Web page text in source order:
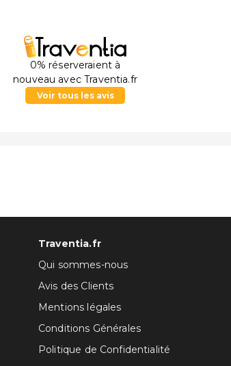
0% réserveraient à
nouveau avec Traventia.fr
Voir tous les avis
Traventia.fr
Qui sommes-nous
Avis des Clients
Mentions légales
Conditions Générales
Politique de Confidentialité